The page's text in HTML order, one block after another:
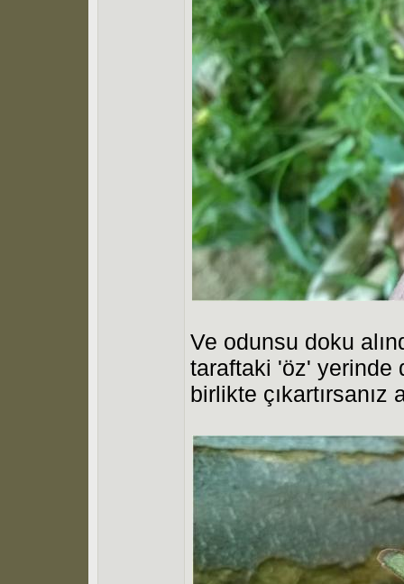
Ve odunsu doku
taraftaki 'öz' yerinde
birlikte çıkartırsanız